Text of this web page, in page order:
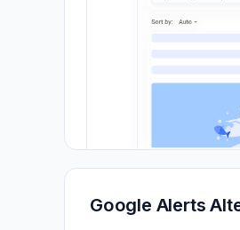
Google Alerts